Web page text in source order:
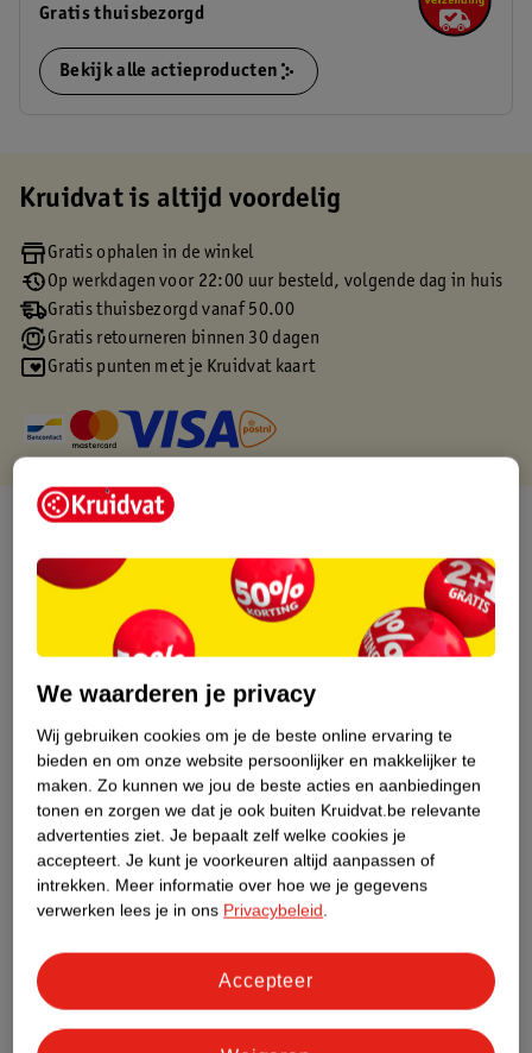
Gratis thuisbezorgd
Bekijk alle actieproducten
Kruidvat is altijd voordelig
Gratis ophalen in de winkel
Op werkdagen voor 22:00 uur besteld, volgende dag in huis
Gratis thuisbezorgd vanaf 50.00
Gratis retourneren binnen 30 dagen
Gratis punten met je Kruidvat kaart
Over dit product
Productinformatie
Etiketinformatie
Dit product heeft (nog) geen Nature
Impact Score.
Meer informatie
Bestel & Bezorginformatie
Bekijk ook
Meer
We waarderen je privacy
Wij gebruiken cookies om je de beste online ervaring te
bieden en om onze website persoonlijker en makkelijker te
maken. Zo kunnen we jou de beste acties en aanbiedingen
tonen en zorgen we dat je ook buiten Kruidvat.be relevante
advertenties ziet. Je bepaalt zelf welke cookies je
accepteert. Je kunt je voorkeuren altijd aanpassen of
intrekken. Meer informatie over hoe we je gegevens
verwerken lees je in ons Privacybeleid.
Accepteer